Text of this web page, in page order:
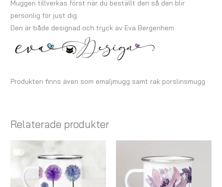
Muggen tillverkas först när du beställt den så den blir
personlig för just dig.
Den är både designad och tryck av Eva Bergenhem
Produkten finns även som emaljmugg samt rak porslinsmugg
Relaterade produkter